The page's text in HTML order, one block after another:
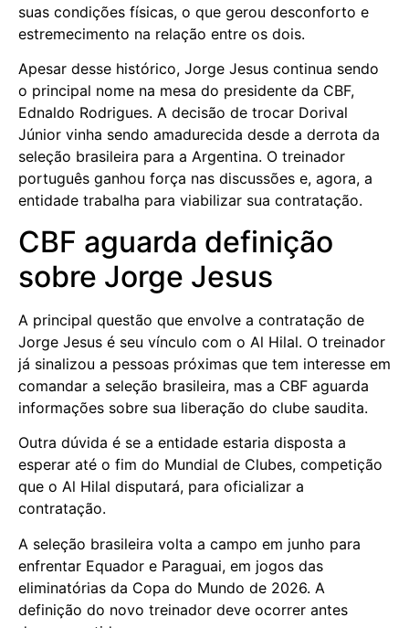
suas condições físicas, o que gerou desconforto e
estremecimento na relação entre os dois.
Apesar desse histórico, Jorge Jesus continua sendo
o principal nome na mesa do presidente da CBF,
Ednaldo Rodrigues. A decisão de trocar Dorival
Júnior vinha sendo amadurecida desde a derrota da
seleção brasileira para a Argentina. O treinador
português ganhou força nas discussões e, agora, a
entidade trabalha para viabilizar sua contratação.
CBF aguarda definição
sobre Jorge Jesus
A principal questão que envolve a contratação de
Jorge Jesus é seu vínculo com o Al Hilal. O treinador
já sinalizou a pessoas próximas que tem interesse em
comandar a seleção brasileira, mas a CBF aguarda
informações sobre sua liberação do clube saudita.
Outra dúvida é se a entidade estaria disposta a
esperar até o fim do Mundial de Clubes, competição
que o Al Hilal disputará, para oficializar a
contratação.
A seleção brasileira volta a campo em junho para
enfrentar Equador e Paraguai, em jogos das
eliminatórias da Copa do Mundo de 2026. A
definição do novo treinador deve ocorrer antes